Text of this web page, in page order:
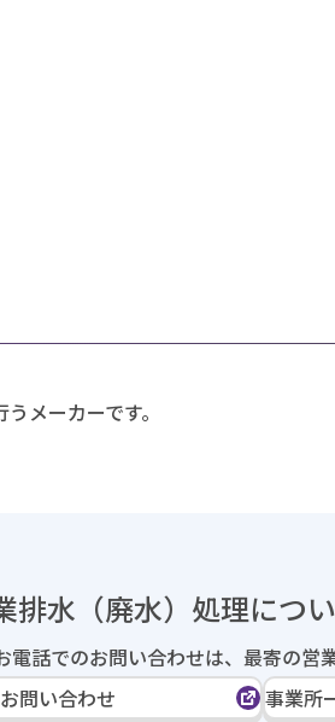
メーカーです。
排水（廃水）処理につ
電話でのお問い合わせは、 最寄の営
問い合わせ
事業所